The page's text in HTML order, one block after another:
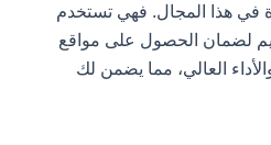
هذا المجال. فهي تستخدم
لضمان الحصول على مواقع
العالي، مما يضمن لك